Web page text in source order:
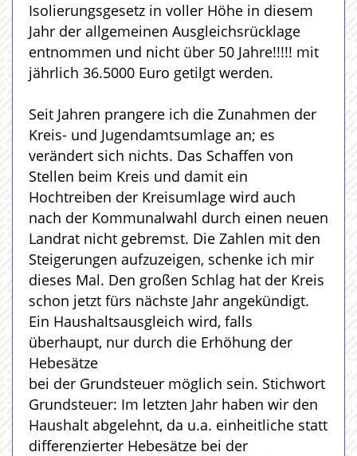
Isolierungsgesetz in voller Höhe in diesem
Jahr der allgemeinen Ausgleichsrücklage
entnommen und nicht über 50 Jahre!!!!! mit
jährlich 36.5000 Euro getilgt werden.
Seit Jahren prangere ich die Zunahmen der
Kreis- und Jugendamtsumlage an; es
verändert sich nichts. Das Schaffen von
Stellen beim Kreis und damit ein
Hochtreiben der Kreisumlage wird auch
nach der Kommunalwahl durch einen neuen
Landrat nicht gebremst. Die Zahlen mit den
Steigerungen aufzuzeigen, schenke ich mir
dieses Mal. Den großen Schlag hat der Kreis
schon jetzt fürs nächste Jahr angekündigt.
Ein Haushaltsausgleich wird, falls
überhaupt, nur durch die Erhöhung der
Hebesätze
bei der Grundsteuer möglich sein. Stichwort
Grundsteuer: Im letzten Jahr haben wir den
Haushalt abgelehnt, da u.a. einheitliche statt
differenzierter Hebesätze bei der